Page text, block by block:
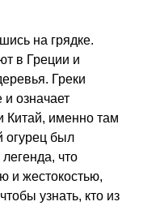
на грядке.
в Греции и
Греки
означает
Китай, именно там
огурец был
что
и жестокостью,
узнать, кто из